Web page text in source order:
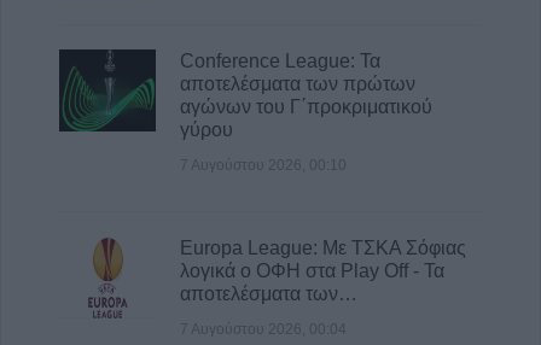
Conference League: Τα
αποτελέσματα των πρώτων
αγώνων του Γ΄προκριματικού
γύρου
7 Αυγούστου 2026, 00:10
Europa League: Με ΤΣΚΑ Σόφιας
λογικά ο ΟΦΗ στα Play Off - Τα
αποτελέσματα των…
7 Αυγούστου 2026, 00:04